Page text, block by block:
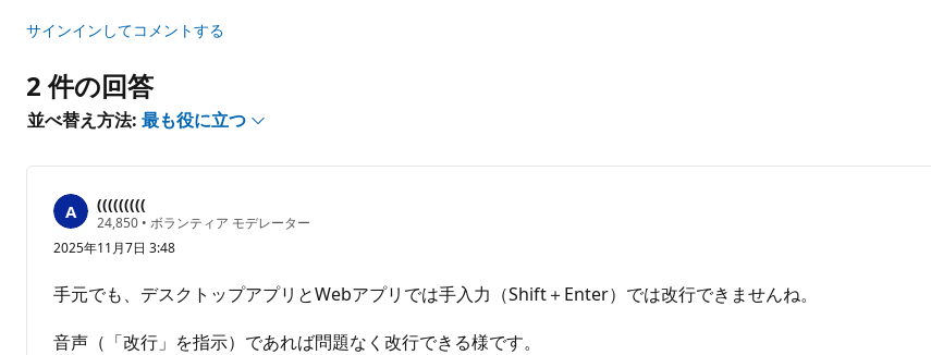
あ
ま
せ
ん
サインインしてコメントする
2 件の回答
並べ替え方法: 最も役に立つ
(((((((((
24,850 評
価
の
イ
ン
• ボランティア モデレーター
2025年11月7日 3:48
手元でも、デスクトップアプリとWebアプリでは手入力（Shift＋Enter）では改行できませんね。
音声（「改行」を指示）であれば問題なく改行できる様です。